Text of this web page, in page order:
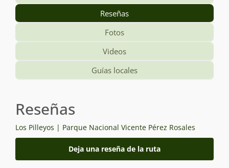
Reseñas
Fotos
Videos
Guías locales
Reseñas
Los Pilleyos | Parque Nacional Vicente Pérez Rosales
Deja una reseña de la ruta